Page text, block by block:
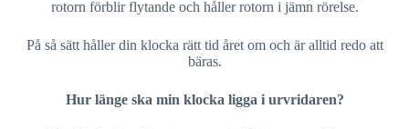
rotorn förblir flytande och håller rotorn i jämn rörelse.
På så sätt håller din klocka rätt tid året om och är alltid redo att
bäras.
Hur länge ska min klocka ligga i urvridaren?